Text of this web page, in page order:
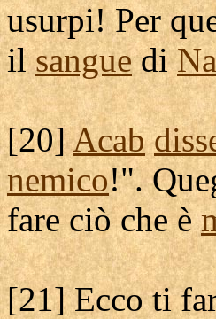
usurpi! Per
ilsanguedi
[20]Acab
nemico!".
fare ciò che è
[21] Ecco ti